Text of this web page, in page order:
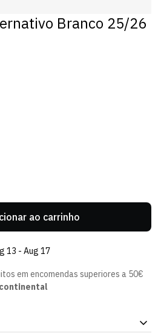
Branco 25/26
ao carrinho
13 - Aug 17
em encomendas superiores a 50€